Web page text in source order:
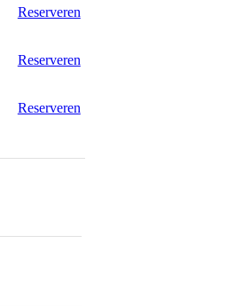
Reserveren
Reserveren
Reserveren